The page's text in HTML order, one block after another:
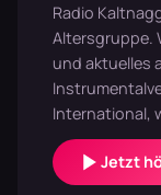
Radio
Altersgruppe.
und aktuelles
International,
Jetzt